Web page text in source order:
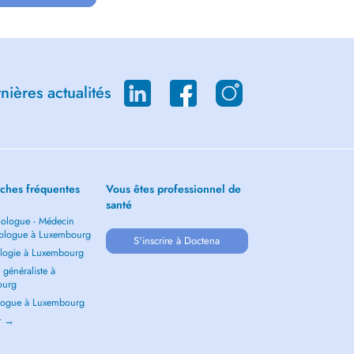
actualités
fréquentes
- Médecin
à Luxembourg
à Luxembourg
à
à Luxembourg
→
Vous êtes professionnel de
santé
S'inscrire à Doctena